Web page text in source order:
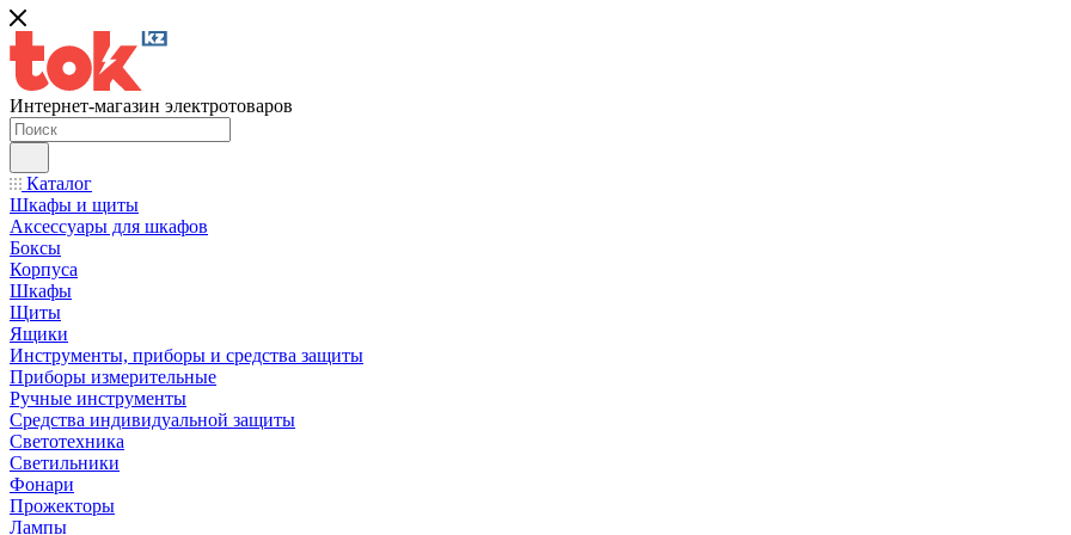
Интернет-магазин электротоваров
Каталог
Шкафы и щиты
Аксессуары для шкафов
Боксы
Корпуса
Шкафы
Щиты
Ящики
Инструменты, приборы и средства защиты
Приборы измерительные
Ручные инструменты
Средства индивидуальной защиты
Светотехника
Светильники
Фонари
Прожекторы
Лампы